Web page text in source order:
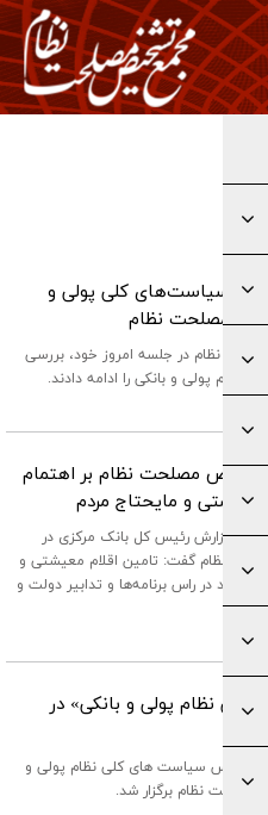
بر اهتمام دولت در تامین
سیاست‌های کلی پولی و
مصلحت نظام
نظام در جلسه امروز خود، بررسی
پولی و بانکی را ادامه دادند.
مصلحت نظام بر اهتمام
معیشتی و مایحتاج مردم
از گزارش رئیس کل بانک مرکزی در
نظام گفت: تامین اقلام معیشتی و
باید در راس برنامه‌ها و تدابیر دولت و
نظام پولی و بانکی» در
نویس سیاست های کلی نظام پولی و
نظام برگزار شد.